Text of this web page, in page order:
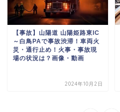
【事故】山陽道 山陽姫路東IC
～白鳥PAで事故渋滞！車両火
災・通行止め！火事・事故現
場の状況は？画像・動画
2024年10月2日